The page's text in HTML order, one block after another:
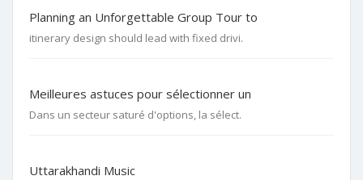
Planning an Unforgettable Group Tour to
itinerary design should lead with fixed drivi.
Meilleures astuces pour sélectionner un
Dans un secteur saturé d'options, la sélect.
Uttarakhandi Music